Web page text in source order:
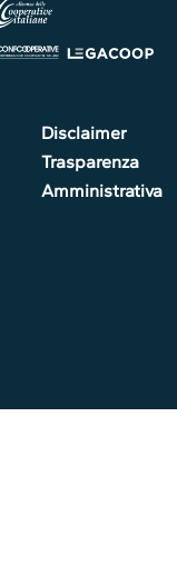
Disclaimer
Trasparenza
Amministrativa